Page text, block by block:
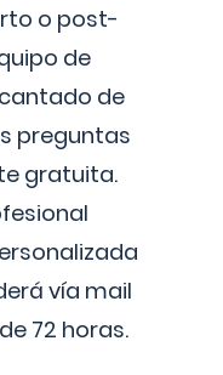
o post-
de
de
preguntas
gratuita.
vía mail
72 horas.